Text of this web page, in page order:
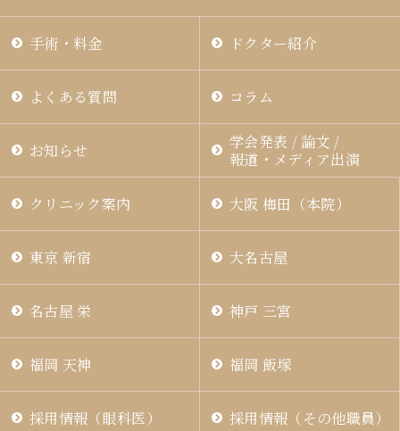
手術・料金 ドクター紹介
よくある質問 コラム
お知らせ
学会発表 / 論文 /
報道・メディア出演
クリニック案内 大阪 梅田（本院）
東京 新宿 大名古屋
名古屋 栄 神戸 三宮
福岡 天神 福岡 飯塚
採用情報（眼科医） 採用情報（その他職員）